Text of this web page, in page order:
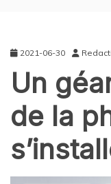
2021-06-30
Un
de la